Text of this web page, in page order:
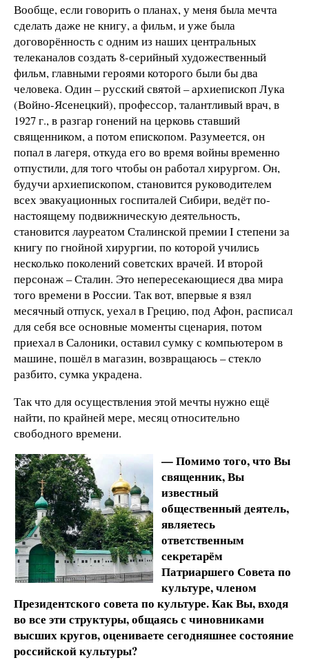
Вообще, если говорить о планах, у меня была мечта
сделать даже не книгу, а фильм, и уже была
договорённость с одним из наших центральных
телеканалов создать 8-серийный художественный
фильм, главными героями которого были бы два
человека. Один – русский святой – архиепископ Лука
(Войно-Ясенецкий), профессор, талантливый врач, в
1927 г., в разгар гонений на церковь ставший
священником, а потом епископом. Разумеется, он
попал в лагеря, откуда его во время войны временно
отпустили, для того чтобы он работал хирургом. Он,
будучи архиепископом, становится руководителем
всех эвакуационных госпиталей Сибири, ведёт по-
настоящему подвижническую деятельность,
становится лауреатом Сталинской премии I степени за
книгу по гнойной хирургии, по которой учились
несколько поколений советских врачей. И второй
персонаж – Сталин. Это непересекающиеся два мира
того времени в России. Так вот, впервые я взял
месячный отпуск, уехал в Грецию, под Афон, расписал
для себя все основные моменты сценария, потом
приехал в Салоники, оставил сумку с компьютером в
машине, пошёл в магазин, возвращаюсь – стекло
разбито, сумка украдена.
Так что для осуществления этой мечты нужно ещё
найти, по крайней мере, месяц относительно
свободного времени.
— Помимо того, что Вы
священник, Вы
известный
общественный деятель,
являетесь
ответственным
секретарём
Патриаршего Совета по
культуре, членом
Президентского совета по культуре. Как Вы, входя
во все эти структуры, общаясь с чиновниками
высших кругов, оцениваете сегодняшнее состояние
российской культуры?